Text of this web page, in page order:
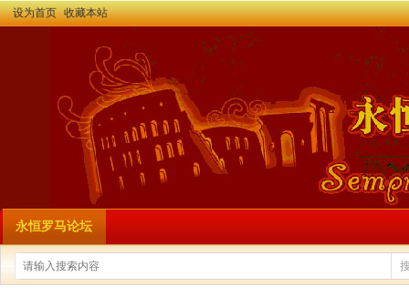
设为首页 收藏本站
永恒罗马论坛